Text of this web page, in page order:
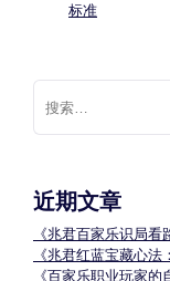
标准
搜
索：
近期文章
《兆君百家乐识局
《兆君红蓝宝藏心
《百家乐职业玩家